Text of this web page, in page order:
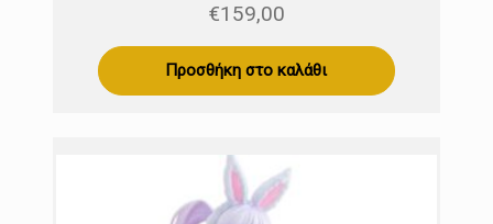
€159,00
Προσθήκη στο καλάθι